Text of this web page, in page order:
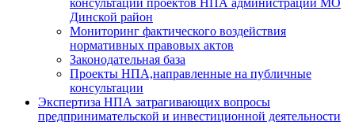
Динской район
Мониторинг фактического воздействия
нормативных правовых актов
Законодательная база
Проекты НПА,направленные на публичные
консультации
Экспертиза НПА затрагивающих вопросы
предпринимательской и инвестиционной деятельности